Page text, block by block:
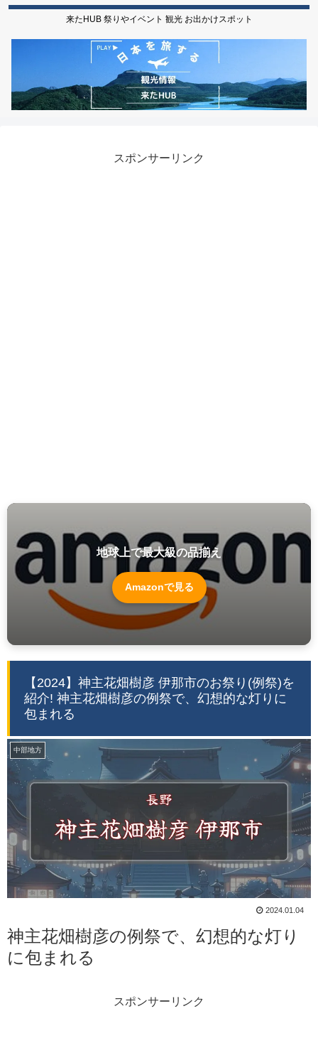
来たHUB 祭りやイベント 観光 お出かけスポット
スポンサーリンク
地球上で最大級の品揃え
Amazonで見る
【2024】神主花畑樹彦 伊那市のお祭り(例祭)を
紹介! 神主花畑樹彦の例祭で、幻想的な灯りに
包まれる
中部地方
2024.01.04
神主花畑樹彦の例祭で、幻想的な灯り
に包まれる
スポンサーリンク